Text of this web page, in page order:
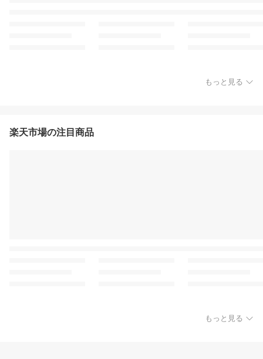
もっと見る
楽天市場の注目商品
もっと見る